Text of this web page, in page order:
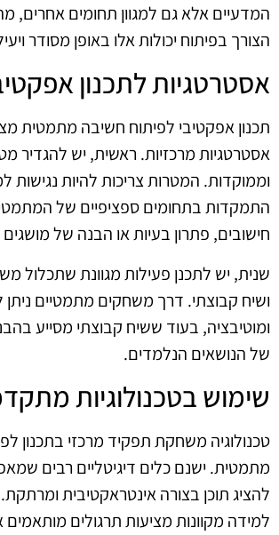
המדעיים אלא גם למגוון תחומים אחרים,
הצורך בפיתוח יכולות אלו באופן מסודר
אסטרטגיות לתכנון
תכנון אפקטיבי לפיתוח חשיבה מתמטית
אסטרטגיות מרכזיות. ראשית, יש להגדיר
וממוקדות. המטרות צריכות להיות נגישות
התמקדות בתחומים ספציפיים של
חישובים, פתרון בעיות או הבנה של
שנית, יש לתכנן פעילות מגוונת שתכלול
ושיח קבוצתי. דרך משחקים מתמטיים ניתן
ומוטיבציה, בעוד ששיח קבוצתי מסייע
של הנושאים הנלמדים.
שימוש בטכנולוגיות
טכנולוגיה משחקת תפקיד מרכזי בתכנון
מתמטית. ישנם כלים דיגיטליים רבים
להציג תוכן בצורה אינטראקטיבית
למידה מקוונות מציעות תרגולים מותאמים